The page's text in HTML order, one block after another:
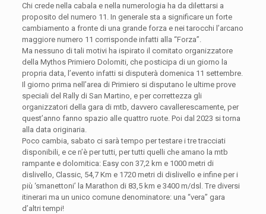
Chi crede nella cabala e nella numerologia ha da dilettarsi a
proposito del numero 11. In generale sta a significare un forte
cambiamento a fronte di una grande forza e nei tarocchi l’arcano
maggiore numero 11 corrisponde infatti alla “Forza”.
Ma nessuno di tali motivi ha ispirato il comitato organizzatore
della Mythos Primiero Dolomiti, che posticipa di un giorno la
propria data, l’evento infatti si disputerà domenica 11 settembre.
Il giorno prima nell’area di Primiero si disputano le ultime prove
speciali del Rally di San Martino, e per correttezza gli
organizzatori della gara di mtb, davvero cavallerescamente, per
quest’anno fanno spazio alle quattro ruote. Poi dal 2023 si torna
alla data originaria.
Poco cambia, sabato ci sarà tempo per testare i tre tracciati
disponibili, e ce n’è per tutti, per tutti quelli che amano la mtb
rampante e dolomitica: Easy con 37,2 km e 1000 metri di
dislivello, Classic, 54,7 Km e 1720 metri di dislivello e infine per i
più ‘smanettoni’ la Marathon di 83,5 km e 3400 m/dsl. Tre diversi
itinerari ma un unico comune denominatore: una “vera” gara
d’altri tempi!